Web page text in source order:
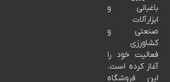
باغبانی و
ابزارآلات
صنعتی و
کشاورزی
فعالیت خود را
آغاز کرده است.
این فروشگاه